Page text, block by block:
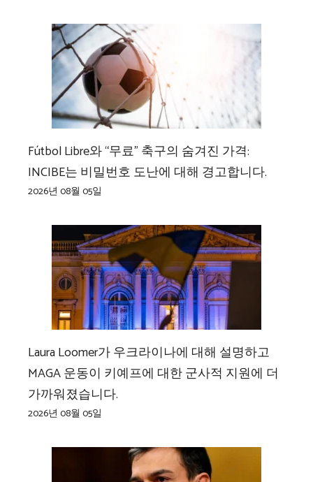
Fútbol Libre와 “무료” 축구의 숨겨진 가격:
INCIBE는 비밀번호 도난에 대해 경고합니다.
2026년 08월 05일
Laura Loomer가 우크라이나에 대해 설명하고
MAGA 운동이 키예프에 대한 군사적 지원에 더
가까워졌습니다.
2026년 08월 05일